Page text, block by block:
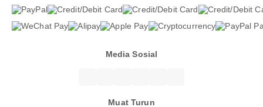
Media Sosial
Muat Turun